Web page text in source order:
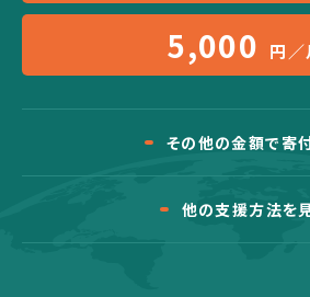
5,000 円／
その他の金額で寄
他の支援方法を